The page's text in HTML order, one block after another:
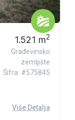
1.521 m2
Građevinsko
zemljište
Šifra: #575845
Više Detalja